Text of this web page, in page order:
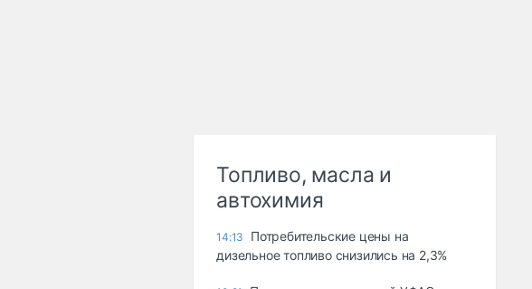
Топливо, масла и
автохимия
14:13
Потребительские цены на
дизельное топливо снизились на 2,3%